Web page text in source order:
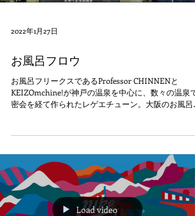
2022年1月27日
お風呂フロウ
お風呂フリークスであるProfessor CHINNENと
KEIZOmchine!が神戸の温泉を中心に、数々の温泉で
密会を経て作られたレゲエチューン。大阪のお風呂
Load video